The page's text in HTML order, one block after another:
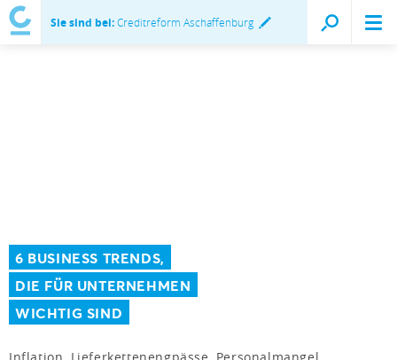
Sie sind bei:Creditreform Aschaffenburg
6 BUSINESS TRENDS,
DIE FÜR UNTERNEHMEN
WICHTIG SIND
Inflation, Lieferkettenengpässe, Personalmangel,